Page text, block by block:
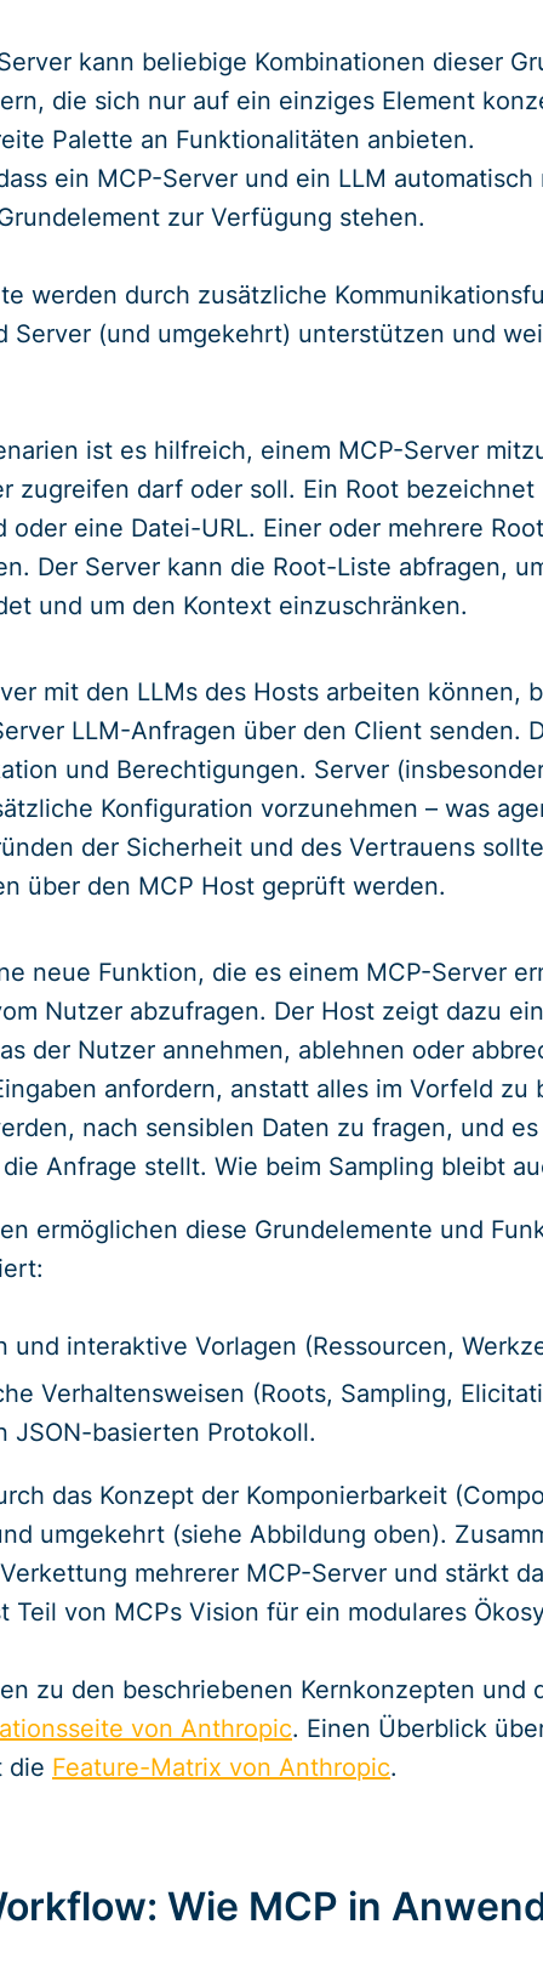
kann beliebige Kombinationen dieser
die sich nur auf ein einziges Element
Palette an Funktionalitäten anbieten.
ein MCP-Server und ein LLM
zur Verfügung stehen.
werden durch zusätzliche
Server (und umgekehrt) unterstützen und
ist es hilfreich, einem MCP-Server
zugreifen darf oder soll. Ein Root
oder eine Datei-URL. Einer oder mehrere
Der Server kann die Root-Liste abfragen,
und um den Kontext einzuschränken.
mit den LLMs des Hosts arbeiten können,
LLM-Anfragen über den Client senden.
und Berechtigungen. Server
Konfiguration vorzunehmen – was
der Sicherheit und des Vertrauens
über den MCP Host geprüft werden.
neue Funktion, die es einem MCP-Server
Nutzer abzufragen. Der Host zeigt dazu
der Nutzer annehmen, ablehnen oder
anfordern, anstatt alles im Vorfeld
nach sensiblen Daten zu fragen, und
Anfrage stellt. Wie beim Sampling bleibt
ermöglichen diese Grundelemente und
und interaktive Vorlagen (Ressourcen,
Verhaltensweisen (Roots, Sampling,
JSON-basierten Protokoll.
das Konzept der Komponierbarkeit
umgekehrt (siehe Abbildung oben).
mehrerer MCP-Server und stärkt
Teil von MCPs Vision für ein modulares
zu den beschriebenen Kernkonzepten
von Anthropic. Einen Überblick
die Feature-Matrix von Anthropic.
Wie MCP in